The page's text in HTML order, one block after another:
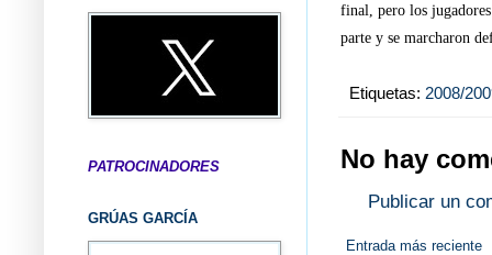
final, pero los
parte y se marcharon
Etiquetas: 2008/
No hay
Publicar un
Entrada más reciente
PATROCINADORES
GRÚAS GARCÍA